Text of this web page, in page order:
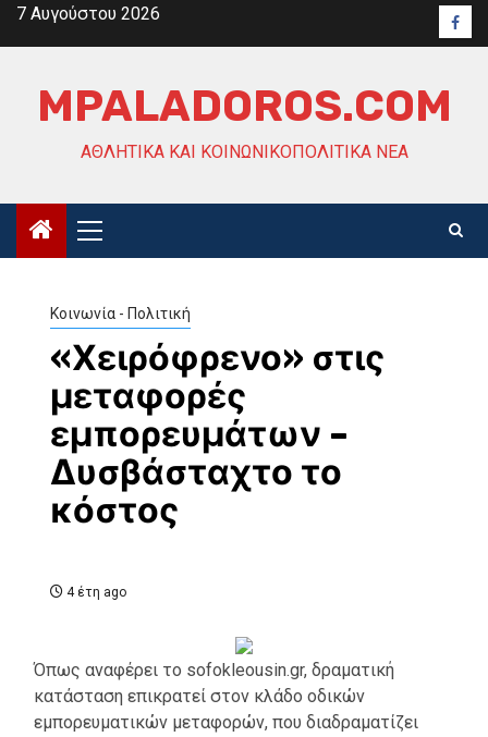
Skip7 Αυγούστου 2026
MPALADOROS.COM
ΑΘΛΗΤΙΚΆ ΚΑΙ ΚΟΙΝΩΝΙΚΟΠΟΛΙΤΙΚΆ ΝΈΑ
Primary
Menu
Κοινωνία - Πολιτική
«Χειρόφρενο» στις
μεταφορές
εμπορευμάτων –
Δυσβάσταχτο το
κόστος
4 έτη ago
Όπως αναφέρει το sofokleousin.gr, δραματική
κατάσταση επικρατεί στον κλάδο οδικών
εμπορευματικών μεταφορών, που διαδραματίζει